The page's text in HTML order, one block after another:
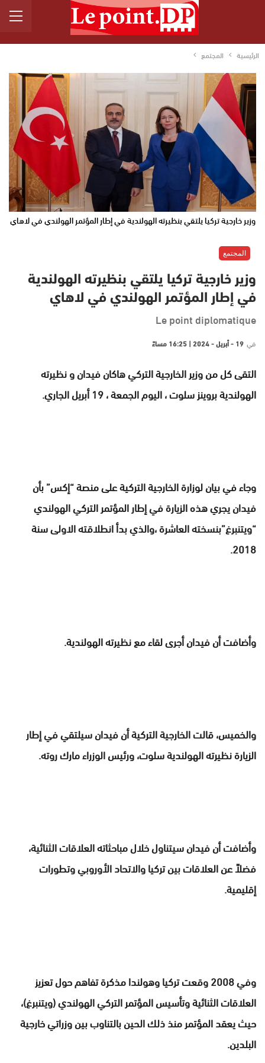
الرئيسية المجتمع
وزير خارجية تركيا يلتقي بنظيرته الهولندية في إطار المؤتمر الهولندي في لاهاي
المجتمع
وزير خارجية تركيا يلتقي بنظيرته الهولندية
في إطار المؤتمر الهولندي في لاهاي
Le point diplomatique
في 19 - أبريل - 2024 | 16:25 مساءً
التقى كل من وزير الخارجية التركي هاكان فيدان و نظيرته
الهولندية بروينز سلوت ، اليوم الجمعة ، 19 أبريل الجاري.
وجاء في بيان لوزارة الخارجية التركية على منصة “إكس” بأن
فيدان يجري هذه الزيارة في إطار المؤتمر التركي الهولندي
“ويتنبرغ”بنسخته العاشرة ،والذي بدأ انطلاقته الاولى سنة
2018.
وأضافت أن فيدان أجرى لقاء مع نظيرته الهولندية.
والخميس، قالت الخارجية التركية أن فيدان سيلتقي في إطار
الزيارة نظيرته الهولندية سلوت، ورئيس الوزراء مارك روته.
وأضافت أن فيدان سيتناول خلال مباحثاته العلاقات الثنائية،
فضلاً عن العلاقات بين تركيا والاتحاد الأوروبي وتطورات
إقليمية.
وفي 2008 وقعت تركيا وهولندا مذكرة تفاهم حول تعزيز
العلاقات الثنائية وتأسيس المؤتمر التركي الهولندي (ويتنبرغ)،
حيث يعقد المؤتمر منذ ذلك الحين بالتناوب بين وزراتي خارجية
البلدين.